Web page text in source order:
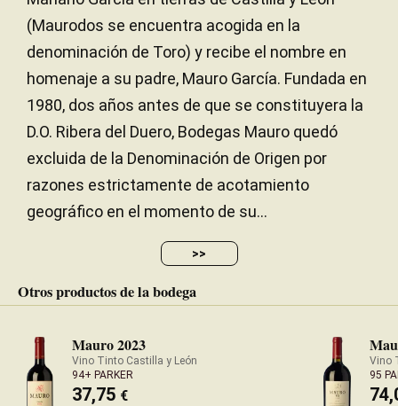
(Maurodos se encuentra acogida en la
denominación de Toro) y recibe el nombre en
homenaje a su padre, Mauro García. Fundada en
1980, dos años antes de que se constituyera la
D.O. Ribera del Duero, Bodegas Mauro quedó
excluida de la Denominación de Origen por
razones estrictamente de acotamiento
geográfico en el momento de su...
>>
Otros productos de la bodega
Mauro 2023
Vino Tinto Castilla y León
94+ PARKER
37,75 €
Vino
95